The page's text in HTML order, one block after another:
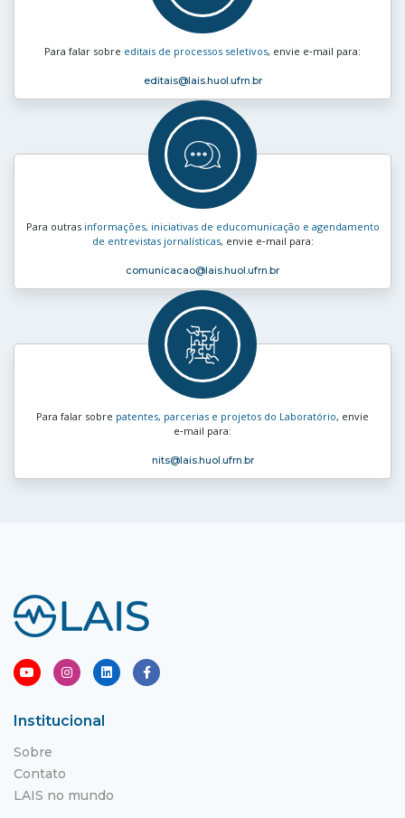
Para falar sobre editais de processos seletivos, envie e‑mail para:
editais@lais.huol.ufrn.br
Para outras informações, iniciativas de educomunicação e agendamento
de entrevistas jornalísticas, envie e‑mail para:
comunicacao@lais.huol.ufrn.br
Para falar sobre patentes, parcerias e projetos do Laboratório, envie
e‑mail para:
nits@lais.huol.ufrn.br
Institucional
Sobre
Contato
LAIS no mundo